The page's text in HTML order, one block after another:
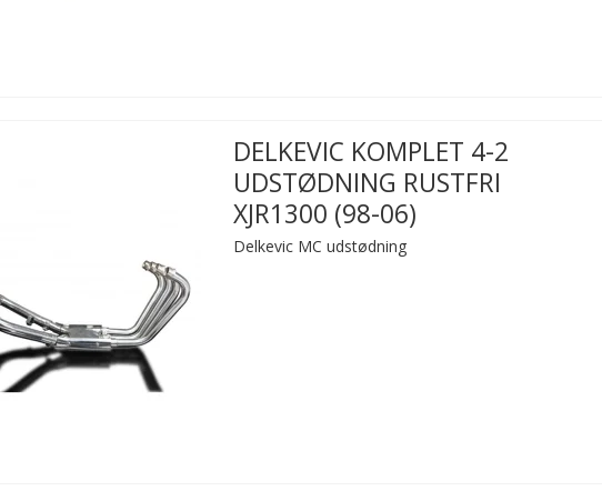
DELKEVIC KOMPLET 4-2
UDSTØDNING RUSTFRI
XJR1300 (98-06)
Delkevic MC udstødning